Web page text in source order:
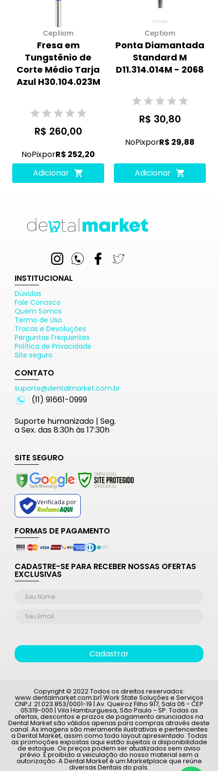
Ceptiom
Fresa em
Tungstênio de
Corte Médio Tarja
Azul H30.104.023M
R$ 260,00
NoPixporR$ 252,20
Adicionar
Ceptiom
Ponta Diamantada
Standard M
D11.314.014M - 2068
R$ 30,80
NoPixporR$ 29,88
Adicionar
INSTITUCIONAL
Dúvidas
Fale Conosco
Quem Somos
Termo de Uso
Trocas e Devoluções
Perguntas Frequentes
Política de Privacidade
Site seguro
CONTATO
suporte@dentalmarket.com.br
(11) 91661-0999
Suporte humanizado | Seg.
a Sex. das 8:30h às 17:30h
SITE SEGURO
Verificada por
FORMAS DE PAGAMENTO
CADASTRE-SE PARA RECEBER NOSSAS OFERTAS
EXCLUSIVAS
Cadastrar
Copyright © 2022 Todos os direitos reservados:
www.dentalmarket.com.br| Work State Soluções e Serviços
CNPJ: 21.023.853/0001-19 | Av. Queiroz Filho 917, Sala 06 - CEP
05319-000 | Vila Hamburguesa, São Paulo - SP. Todas as
ofertas, descontos e prazos de pagamento anunciados na
Dental Market são válidos apenas para compras através deste
canal. As imagens são meramente ilustrativas e pertencentes
a Dental Market, assim como todo layout apresentado. Todas
as promoções expostas aqui estão sujeitas a disponibilidade
de estoque. Os preços podem ser atualizados sem aviso
prévio. É proibido a veiculação do nosso material sem a
autorização. A Dental Market é um Marketplace que reúne
diversas Dentais do país.